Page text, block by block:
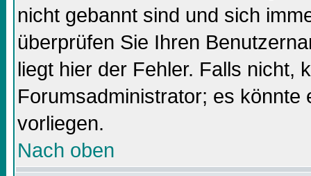
nicht gebannt sind und sich
überprüfen Sie Ihren
liegt hier der Fehler. Falls nicht,
Forumsadministrator; es
vorliegen.
Nach oben